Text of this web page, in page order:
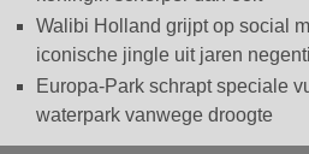
Walibi Holland grijpt op social
iconische jingle uit jaren
Europa-Park schrapt speciale
waterpark vanwege droogte